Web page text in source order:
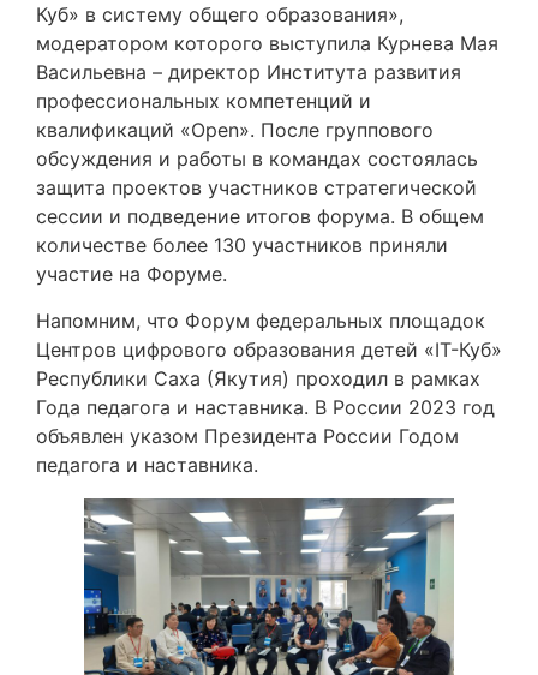
Куб» в систему общего образования»,
модератором которого выступила Курнева Мая
Васильевна – директор Института развития
профессиональных компетенций и
квалификаций «Open». После группового
обсуждения и работы в командах состоялась
защита проектов участников стратегической
сессии и подведение итогов форума. В общем
количестве более 130 участников приняли
участие на Форуме.
Напомним, что Форум федеральных площадок
Центров цифрового образования детей «IT-Куб»
Республики Саха (Якутия) проходил в рамках
Года педагога и наставника. В России 2023 год
объявлен указом Президента России Годом
педагога и наставника.